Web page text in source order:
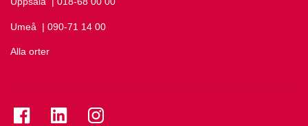
Umeå Ring Umeå på
| 090-71 14 00
Alla orter
Se folkuniversitetet på Facebook
Se folkuniversitetet på LinkedIn